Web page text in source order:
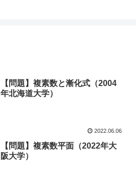
【問題】複素数と漸化式（2004
年北海道大学）
2022.06.06
【問題】複素数平面（2022年大
阪大学）